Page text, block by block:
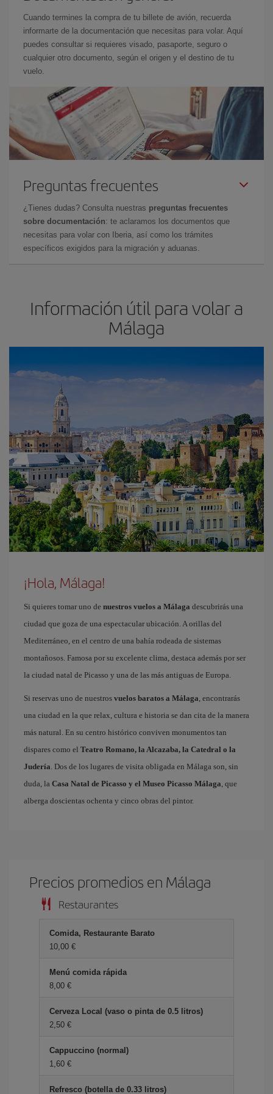
Cuando termines la compra de tu billete de avión, recuerda
informarte de la documentación que necesitas para volar. Aquí
puedes consultar si requieres visado, pasaporte, seguro o
cualquier otro documento, según el origen y el destino de tu
vuelo.
Preguntas frecuentes
¿Tienes dudas? Consulta nuestras preguntas frecuentes
sobre documentación: te aclaramos los documentos que
necesitas para volar con Iberia, así como los trámites
específicos exigidos para la migración y aduanas.
Información útil para volar a
Málaga
¡Hola, Málaga!
Si quieres tomar uno de nuestros vuelos a Málaga descubrirás una
ciudad que goza de una espectacular ubicación. A orillas del
Mediterráneo, en el centro de una bahía rodeada de sistemas
montañosos. Famosa por su excelente clima, destaca además por ser
la ciudad natal de Picasso y una de las más antiguas de Europa.
Si reservas uno de nuestros vuelos baratos a Málaga, encontrarás
una ciudad en la que relax, cultura e historia se dan cita de la manera
más natural. En su centro histórico conviven monumentos tan
dispares como el Teatro Romano, la Alcazaba, la Catedral o la
Judería. Dos de los lugares de visita obligada en Málaga son, sin
duda, la Casa Natal de Picasso y el Museo Picasso Málaga, que
alberga doscientas ochenta y cinco obras del pintor.
Precios promedios en Málaga
Restaurantes
Comida, Restaurante Barato
10,00 €
Menú comida rápida
8,00 €
Cerveza Local (vaso o pinta de 0.5 litros)
2,50 €
Cappuccino (normal)
1,60 €
Refresco (botella de 0.33 litros)